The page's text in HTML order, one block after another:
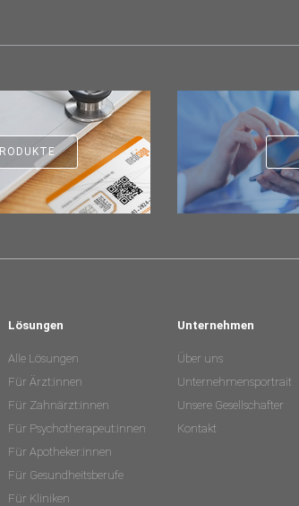
Lösungen
Alle Lösungen
Für Ärzt:innen
Für Zahnärzt:innen
Für Psychotherapeut:innen
Für Apotheker:innen
Für Gesundheitsberufe
Für Kliniken
Unternehmen
Über uns
Unternehmensportrait
Unsere Gesellschafter
Kontakt